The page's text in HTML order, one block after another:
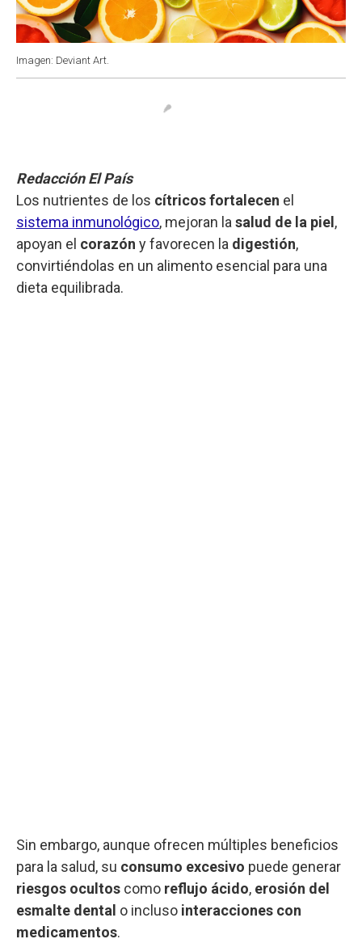
Imagen: Deviant Art.
Redacción El País
Los nutrientes de los cítricosfortalecen el
sistema inmunológico, mejoran la salud de la piel ,
apoyan el corazón y favorecen la digestión,
convirtiéndolas en un alimento esencial para una
dieta equilibrada.
Sin embargo, aunque ofrecen múltiples beneficios
para la salud, su consumo excesivo puede generar
riesgos ocultos como reflujo ácido, erosión del
esmalte dental o incluso interacciones con
medicamentos.